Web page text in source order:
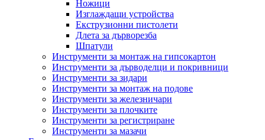
Ножици
Изглаждащи устройства
Екструзионни пистолети
Длета за дърворезба
Шпатули
Инструменти за монтаж на гипсокартон
Инструменти за дърводелци и покривници
Инструменти за зидари
Инструменти за монтаж на подове
Инструменти за железничари
Инструменти за плочките
Инструменти за регистриране
Инструменти за мазачи